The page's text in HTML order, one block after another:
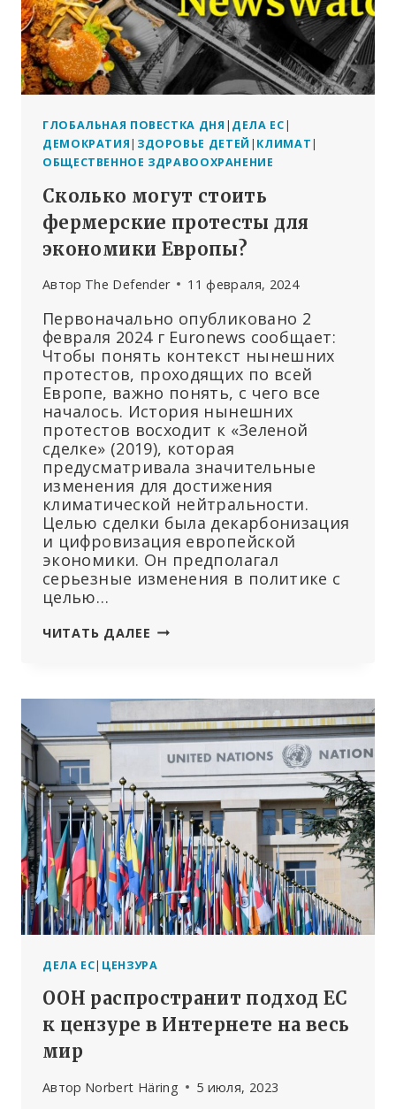
ГЛОБАЛЬНАЯ ПОВЕСТКА ДНЯ | ДЕЛА ЕС|
ДЕМОКРАТИЯ| ЗДОРОВЬЕ ДЕТЕЙ | КЛИМАТ|
ОБЩЕСТВЕННОЕ ЗДРАВООХРАНЕНИЕ
Сколько могут стоить
фермерские протесты для
экономики Европы?
Автор The Defender 11 февраля, 2024
Первоначально опубликовано 2
февраля 2024 г Euronews сообщает:
Чтобы понять контекст нынешних
протестов, проходящих по всей
Европе, важно понять, с чего все
началось. История нынешних
протестов восходит к «Зеленой
сделке» (2019), которая
предусматривала значительные
изменения для достижения
климатической нейтральности.
Целью сделки была декарбонизация
и цифровизация европейской
экономики. Он предполагал
серьезные изменения в политике с
целью…
ЧИТАТЬ ДАЛЕЕ СКОЛЬКО
ПРОТЕСТЫ
ДЛЯ
ЭКОНОМИКИ
ЕВРОПЫ?
ДЕЛА ЕС| ЦЕНЗУРА
ООН распространит подход ЕС
к цензуре в Интернете на весь
мир
Автор Norbert Häring 5 июля, 2023